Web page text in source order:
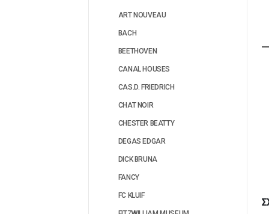
ART NOUVEAU
BACH
BEETHOVEN
CANAL HOUSES
CAS.D. FRIEDRICH
CHAT NOIR
CHESTER BEATTY
DEGAS EDGAR
DICK BRUNA
FANCY
FC KLUIF